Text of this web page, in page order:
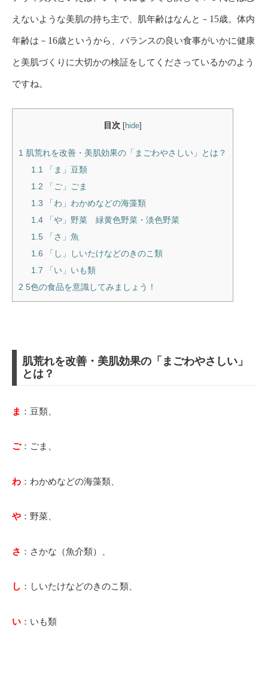
えないような美肌の持ち主で、肌年齢はなんと－ 15歳。体内
年齢は－ 16歳というから、バランスの良い食事がいかに健康
と美肌づくりに大切かの検証をしてくださっているかのよう
ですね。
目次 [hide]
1 肌荒れを改善・美肌効果の「まごわやさしい」とは？
1.1
「ま」豆類
1.2 「ご」ごま
1.3 「わ」わかめなどの海藻類
1.4 「や」野菜 緑黄色野菜・淡色野菜
1.5 「さ」魚
1.6 「し」しいたけなどのきのこ類
1.7 「い」いも類
2 5色の食品を意識してみましょう！
肌荒れを改善・美肌効果の「まごわやさしい」
とは？
ま ：豆類、
ご：ごま、
わ ：わかめなどの海藻類、
や ：野菜、
さ ：さかな（魚介類）、
し ：しいたけなどのきのこ類、
い ：いも類